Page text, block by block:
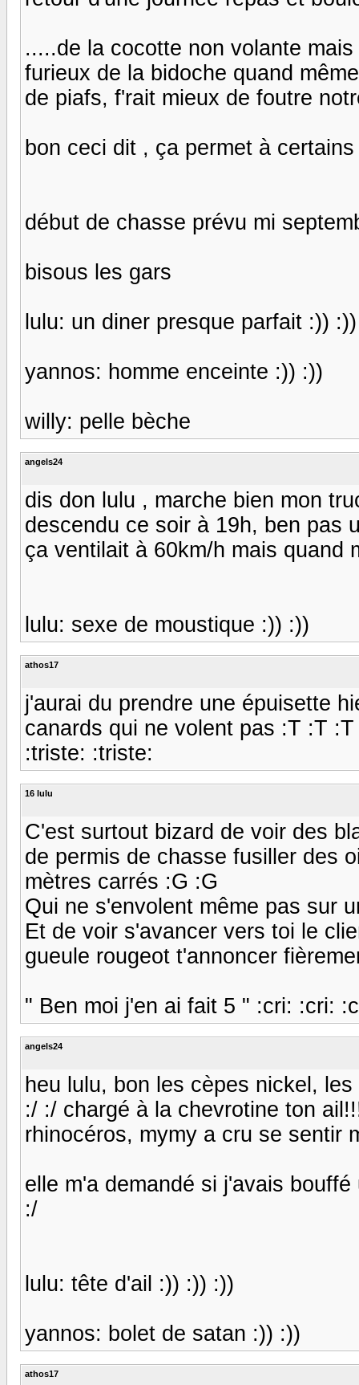
.....de la cocotte non volante
furieux de la bidoche quand
de piafs, f'rait mieux de foutre
bon ceci dit , ça permet à
début de chasse prévu mi
bisous les gars
lulu: un diner presque parfait :)) :))
yannos: homme enceinte :)) :))
willy: pelle bèche
angels24
dis don lulu , marche bien mon
descendu ce soir à 19h, ben pas
ça ventilait à 60km/h mais quand
lulu: sexe de moustique :)) :))
athos17
j'aurai du prendre une épuisette
canards qui ne volent pas :T :T
:triste: :triste:
16 lulu
C'est surtout bizard de voir des
de permis de chasse fusiller des
mètres carrés :G :G
Qui ne s'envolent même pas sur
Et de voir s'avancer vers toi le
gueule rougeot t'annoncer
" Ben moi j'en ai fait 5 " :cri: :cri:
angels24
heu lulu, bon les cèpes nickel,
:/ :/ chargé à la chevrotine ton
rhinocéros, mymy a cru se sentir
elle m'a demandé si j'avais
:/
lulu: tête d'ail :)) :)) :))
yannos: bolet de satan :)) :))
athos17